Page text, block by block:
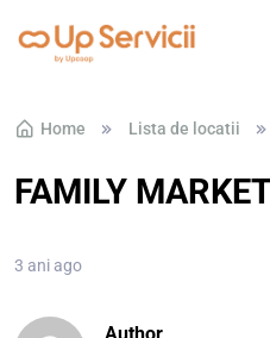
Skip to navigation
Skip to content
Home Lista de locatii
FAMILY
3 ani ago